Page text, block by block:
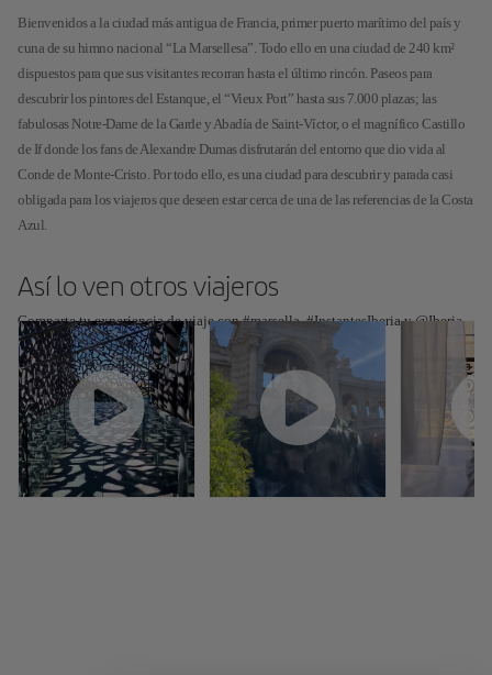
Bienvenidos a la ciudad más antigua de Francia, primer puerto marítimo del país y
cuna de su himno nacional “La Marsellesa”. Todo ello en una ciudad de 240 km²
dispuestos para que sus visitantes recorran hasta el último rincón. Paseos para
descubrir los pintores del Estanque, el “Vieux Port” hasta sus 7.000 plazas; las
fabulosas Notre-Dame de la Garde y Abadía de Saint-Víctor, o el magnífico Castillo
de If donde los fans de Alexandre Dumas disfrutarán del entorno que dio vida al
Conde de Monte-Cristo. Por todo ello, es una ciudad para descubrir y parada casi
obligada para los viajeros que deseen estar cerca de una de las referencias de la Costa
Azul.
Así lo ven otros viajeros
Comparte tu experiencia de viaje con #marsella, #InstantesIberia y @Iberia